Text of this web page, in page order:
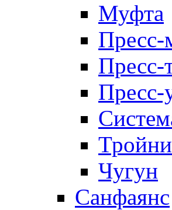
Муфта
Пресс-
Пресс-
Пресс-
Чугун
Санфаянс